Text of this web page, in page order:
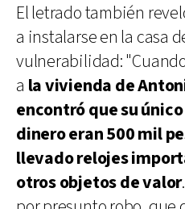
El letrado también
a instalarse en la casa
vulnerabilidad:
a la vivienda de
encontró que su
dinero eran 500 mil
llevado relojes
otros objetos de valor